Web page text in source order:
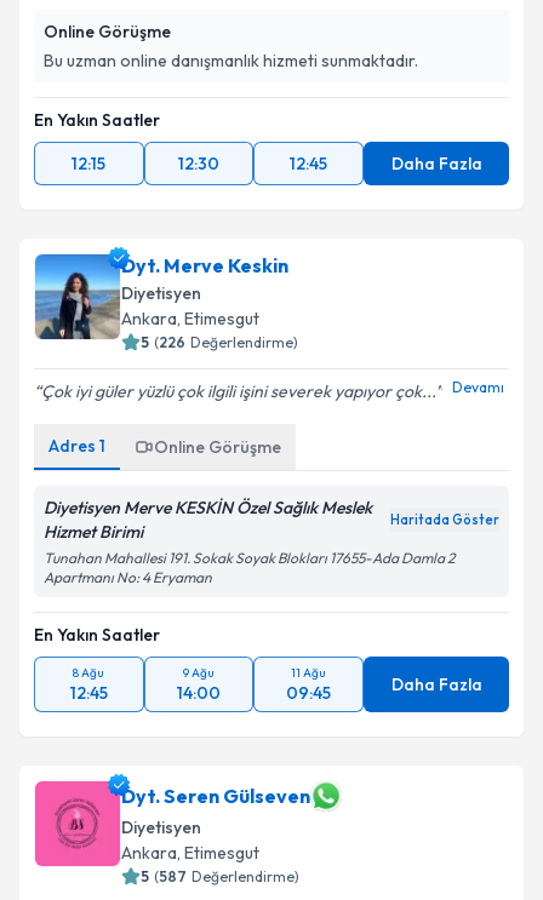
Online Görüşme
Bu uzman online danışmanlık hizmeti sunmaktadır.
En Yakın Saatler
12:15
12:30 12:45 Daha Fazla
Dyt. Merve Keskin
Diyetisyen
Ankara, Etimesgut
5 (226 Değerlendirme)
Çok iyi güler yüzlü çok ilgili işini severek yapıyor çok... Devamı
Adres 1 Online Görüşme
Diyetisyen Merve KESKİN Özel Sağlık Meslek
Hizmet Birimi
Haritada Göster
Tunahan Mahallesi 191. Sokak Soyak Blokları 17655-Ada Damla 2
Apartmanı No: 4 Eryaman
En Yakın Saatler
8 Ağu
12:45
9 Ağu
14:00
11 Ağu
09:45 Daha Fazla
Dyt. Seren Gülseven
Diyetisyen
Ankara, Etimesgut
5 (587 Değerlendirme)